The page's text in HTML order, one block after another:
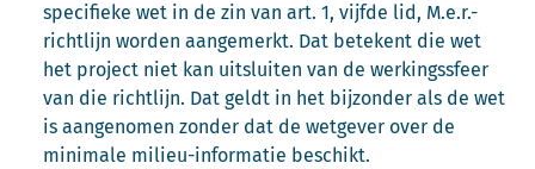
specifieke wet in de zin van art. 1, vijfde lid, M.e.r.-
richtlijn worden aangemerkt. Dat betekent die wet
het project niet kan uitsluiten van de werkingssfeer
van die richtlijn. Dat geldt in het bijzonder als de wet
is aangenomen zonder dat de wetgever over de
minimale milieu-informatie beschikt.